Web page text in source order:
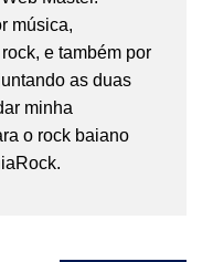
música,
e também por
as duas
minha
o rock baiano